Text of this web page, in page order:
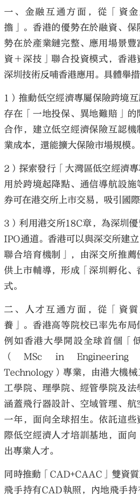
一、金融互通方面，從「資
擔」。香港的優勢在於融資、
勢在於產業鏈完整、應用場景
資＋深技」聯合投資模式，香港
深圳技術反哺香港應用。具體舉措
1）推動低空經濟專屬保險跨境
存在「一地投保、異地難賠」的
合作，建立低空經濟保險互認
業成本，還能擴大保險市場規模。
2）探索發行「大灣區低空經濟
用於跨境起降點、通信導航設
券可在港交所上市交易，吸引國際
3）利用港交所18C章，為深圳
IPO通道。香港可以與深交所建
聯合培育機制」，由深交所推
供上市輔導，形成「深圳孵化
式。
二、人才互通方面，從「資
養」。香港高等院校已率先布局
例如香港大學開設全球首個「
（MSc in Engineering
Technology）專業，由港大機
工學院、理學院、經管學院及
涵蓋飛行器設計、空域管理、航
一年，面向全球招生。依託這些
際低空經濟人才培訓基地，面
出專業人才。
同時推動「CAD+CAAC」雙資
飛手持有CAD執照，內地飛手